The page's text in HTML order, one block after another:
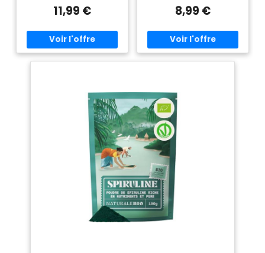
réduire la fatigue et soutient
Consommée
quotidiennement, elle aide
ainsi à revitaliser l’organisme
et à rester en pleine forme au
fatigue passagère ou si vous
souhaitez bénéficier d’une
grande vitalité ! ✅ CONTRÔLE
DU POIDS : scientifiquement
reconnue pour son action
bénéfique sur le contrôle du
poids, notre Spiruline Bio aide
à réduire la faim et l’appétit.
Elle est notamment conseillée
pour aider à mieux gérer les
prises alimentaires ainsi que
les grignotages quotidiens. De
plus, grâce à sa capacité à
limiter la digestion et
l'absorption des glucides,
notre Spiruline Bio contribue à
11,99 €
unique. Cultivée en Asie et
garantie sans pesticides, sans
OGM, sans métaux lourds et
sans excipients. ✅ Spiruline
Bio, vegan: Considérée comme
uniques au monde, elle est
l’une des meilleures sources
de protéines végétales qui
soient, riche en minéraux
essentiels et en vitamines en
plus d’être une exceptionnelle
source de fer. ✅ Faites le plein
d'énergie : La spiruline
contribue à améliorer les
performances physiques et
l’endurance. Sa richesse
enphycocyanine, vitamines,
minéraux, oligo-éléments, fer
et protéines est
particulièrement adaptée pour
8,99 €